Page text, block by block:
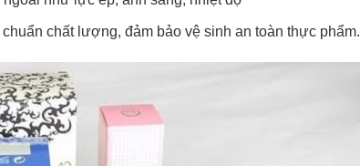
chất lượng, đảm bảo vệ sinh an toàn thực phẩm.